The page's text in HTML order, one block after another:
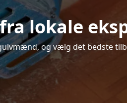
lokale
og vælg det bedste